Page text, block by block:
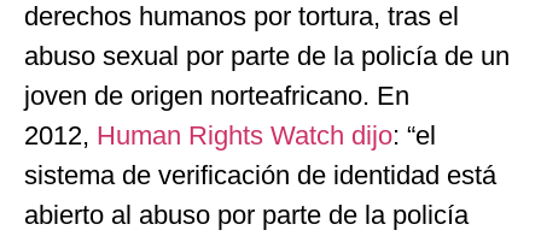
derechos humanos por tortura, tras el
abuso sexual por parte de la policía de un
joven de origen norteafricano. En
2012, Human Rights Watch dijo: “el
sistema de verificación de identidad está
abierto al abuso por parte de la policía